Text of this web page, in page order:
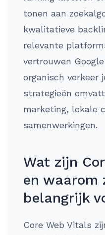
tonen aan
kwalitatieve
relevante
vertrouwen
organisch verkeer
strategieën
marketing, lokale
samenwerkingen.
Wat zijn
en waarom
belangrijk
Core Web Vitals